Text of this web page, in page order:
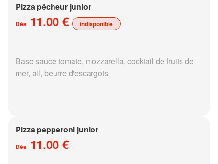
Pizza pêcheur junior
Dès 11.00 € indisponible
Base sauce tomate, mozzarella, cocktail de fruits de
mer, ail, beurre d'escargots
Pizza pepperoni junior
Dès 11.00 €